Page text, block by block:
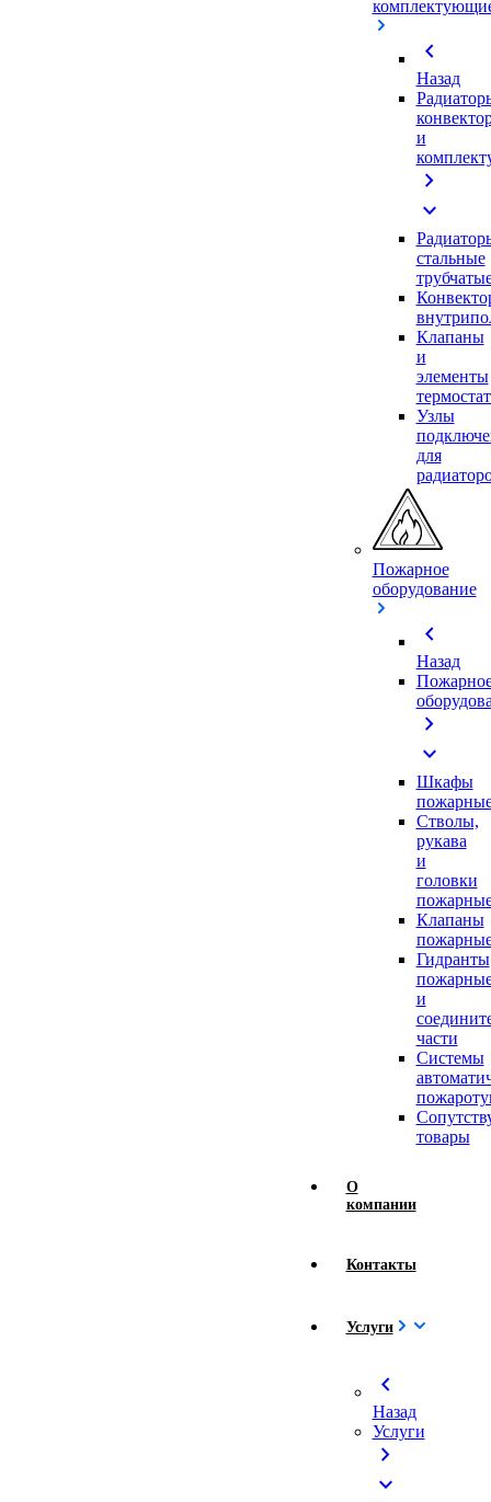
chevron_left
Назад
и
chevron_right
expand_more
стальные
Клапаны
и
элементы
Узлы
для
Пожарное
оборудование
chevron_left
Назад
chevron_right
expand_more
Шкафы
Стволы,
рукава
и
головки
Клапаны
Гидранты
и
части
Системы
товары
О
компании
Контакты
Услуги
chevron_left
Назад
Услуги
chevron_right
expand_more